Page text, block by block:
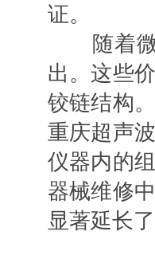
证。
随着微
出。这些
铰链结构
重庆超声
仪器内的
器械维修
显著延长